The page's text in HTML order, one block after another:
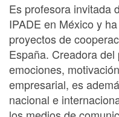
Es profesora invitada
IPADE en México y
proyectos de
España. Creadora
emociones,
empresarial, es
nacional e